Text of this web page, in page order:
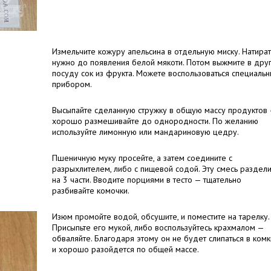
Измельчите кожуру апельсина в отдельную миску.
нужно до появления белой мякоти. Потом выжмите в
посуду сок из фрукта. Можете воспользоваться
прибором.
Высыпайте сделанную стружку в общую массу продуктов
хорошо размешивайте до однородности. По желанию
используйте лимонную или мандариновую цедру.
Пшеничную муку просейте, а затем соедините с
разрыхлителем, либо с пищевой содой. Эту смесь
на 3 части. Вводите порциями в тесто — тщательно
разбивайте комочки.
Изюм промойте водой, обсушите, и поместите на тарелку.
Присыпьте его мукой, либо воспользуйтесь крахмалом —
обваляйте. Благодаря этому он не будет слипаться в
и хорошо разойдется по общей массе.